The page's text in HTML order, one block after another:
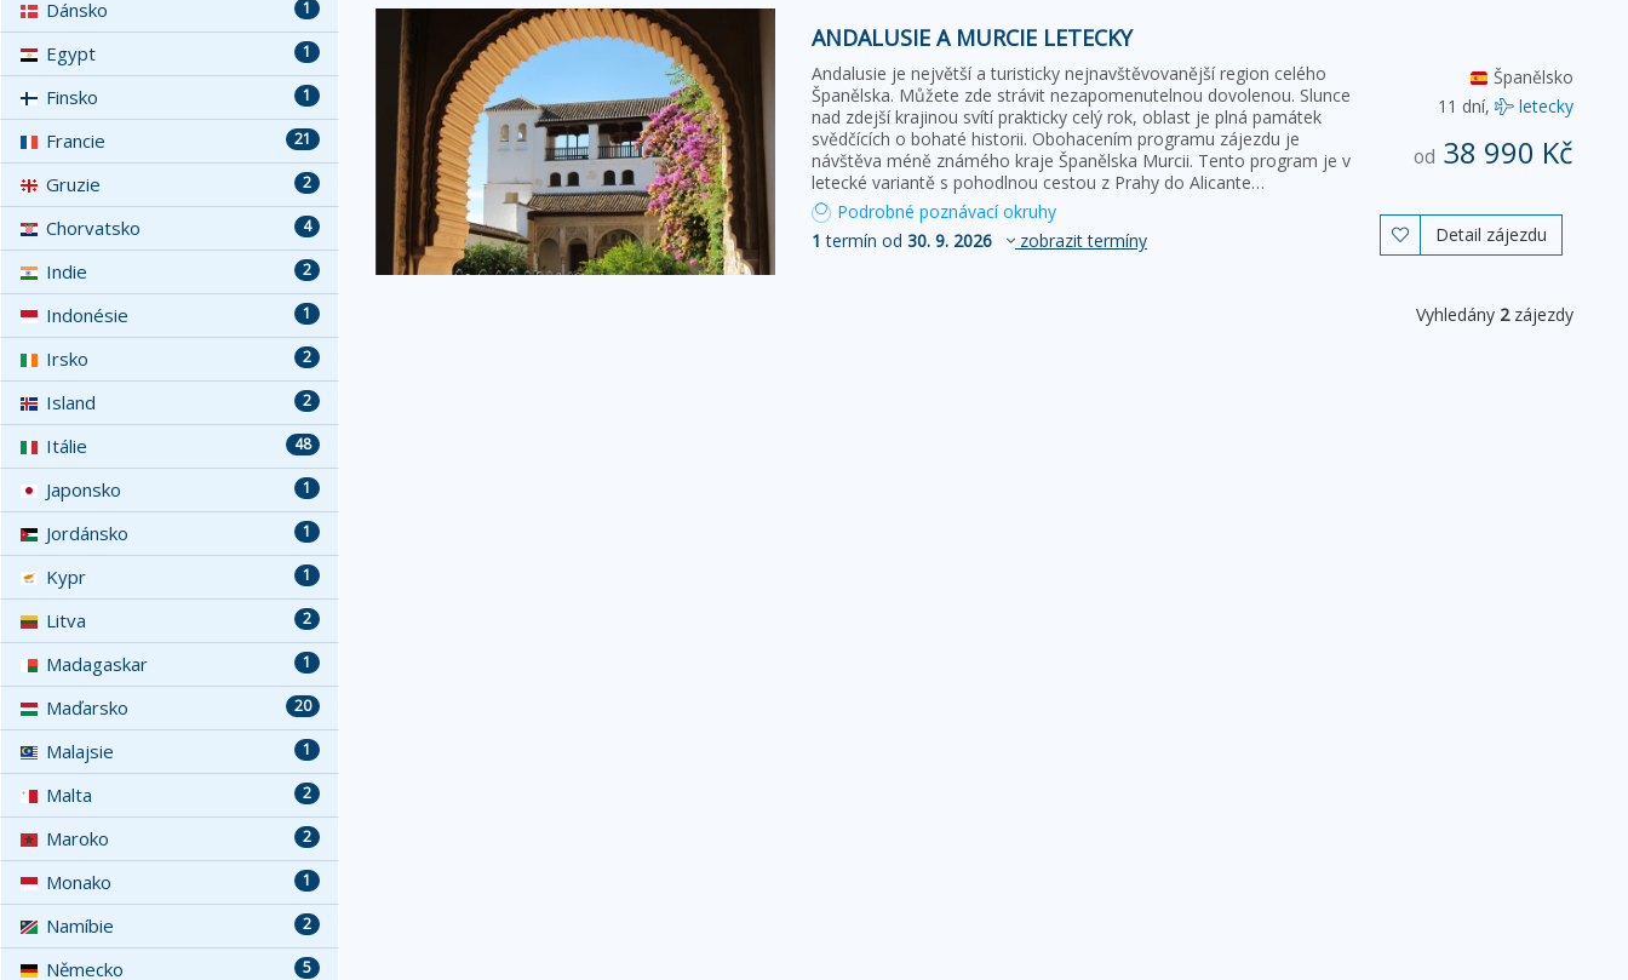
ANDALUSIE A MURCIE LETECKY
Andalusie je největší a turisticky nejnavštěvovanější region celého
Španělska. Můžete zde strávit nezapomenutelnou dovolenou. Slunce
nad zdejší krajinou svítí prakticky celý rok, oblast je plná památek
svědčících o bohaté historii. Obohacením programu zájezdu je
návštěva méně známého kraje Španělska Murcii. Tento program je v
letecké variantě s pohodlnou cestou z Prahy do Alicante…
Španělsko
11 dní,
letecky
od 38 990 Kč
Podrobné poznávací okruhy
1 termín od 30. 9. 2026 zobrazit termíny  Detail zájezdu
Vyhledány 2zájezdy
1
Dánsko
1
Egypt
1
Finsko
21
Francie
2
Gruzie
4
Chorvatsko
2
Indie
1
Indonésie
2
Irsko
2
Island
48
Itálie
1
Japonsko
1
Jordánsko
1
Kypr
2
Litva
1
Madagaskar
20
Maďarsko
1
Malajsie
2
Malta
2
Maroko
1
Monako
2
Namíbie
5
Německo